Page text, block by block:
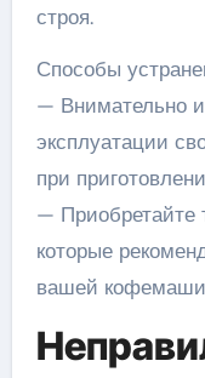
строя.
Способы
— Внимательно
эксплуатации
при
— Приобретайте
которые
вашей